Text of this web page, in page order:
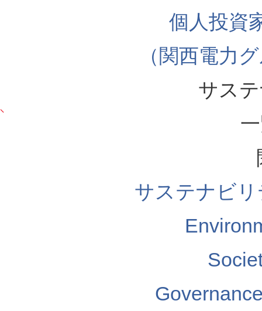
個人投資
（関西電力
サス
サステナビ